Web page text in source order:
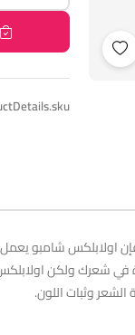
شامبو يعمل
في شعرك ولكن
وثبات اللون.